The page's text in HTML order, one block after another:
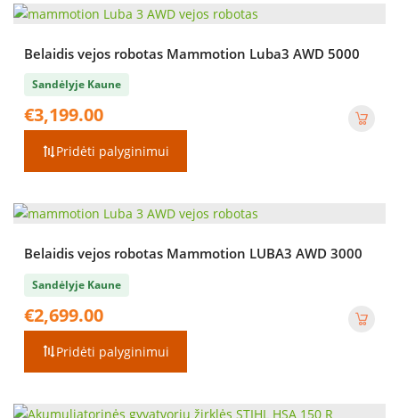
Belaidis vejos robotas Mammotion Luba3 AWD 5000
Sandėlyje Kaune
€3,199.00
Pridėti palyginimui
Belaidis vejos robotas Mammotion LUBA3 AWD 3000
Sandėlyje Kaune
€2,699.00
Pridėti palyginimui